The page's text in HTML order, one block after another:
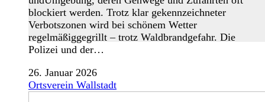
blockiert werden. Trotz klar gekennzeichneter
Verbotszonen wird bei schönem Wetter
regelmäßiggegrillt – trotz Waldbrandgefahr. Die
Polizei und der…
26. Januar 2026
Ortsverein Wallstadt